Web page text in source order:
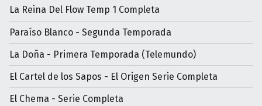
La Reina Del Flow Temp 1 Completa
Paraíso Blanco - Segunda Temporada
La Doña - Primera Temporada (Telemundo)
El Cartel de los Sapos - El Origen Serie Completa
El Chema - Serie Completa